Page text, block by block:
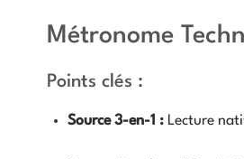
Métronome
Points clés :
Source 3-en-1 :Lecture